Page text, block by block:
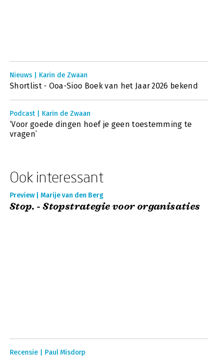
Nieuws | Karin de Zwaan
Shortlist - Ooa-Sioo Boek van het Jaar 2026 bekend
Podcast | Karin de Zwaan
‘Voor goede dingen hoef je geen toestemming te
vragen’
Ook interessant
Preview | Marije van den Berg
Stop. - Stopstrategie voor organisaties
Recensie | Paul Misdorp